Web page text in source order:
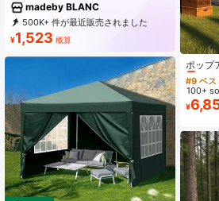
madeby BLANC
500K+ 件が最近販売されました
68K+ 回数目のご購入
86K サブスクリプション
¥1,523 概算
ポップ
防風防
アウト
ー、
す。ポ
#9 ベス
売り
#9 ベス
売り
#9 ベス
売り
#9 ベス
100+
¥